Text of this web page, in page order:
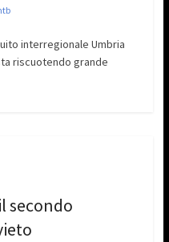
interregionale Umbria
riscuotendo grande
secondo